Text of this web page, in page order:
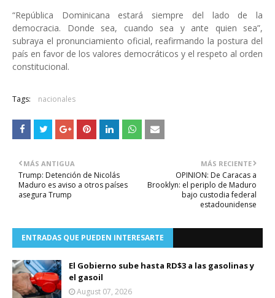
“República Dominicana estará siempre del lado de la
democracia. Donde sea, cuando sea y ante quien sea”,
subraya el pronunciamiento oficial, reafirmando la postura del
país en favor de los valores democráticos y el respeto al orden
constitucional.
Tags: nacionales
MÁS RECIENTE
OPINION: De Caracas a
Brooklyn: el periplo de Maduro
bajo custodia federal
estadounidense
MÁS ANTIGUA
Trump: Detención de Nicolás
Maduro es aviso a otros países
asegura Trump
ENTRADAS QUE PUEDEN INTERESARTE
El Gobierno sube hasta RD$3 a las gasolinas y
el gasoil
August 07, 2026